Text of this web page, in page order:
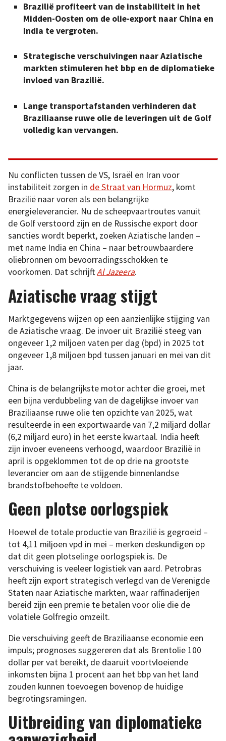
Brazilië profiteert van de instabiliteit in het
Midden-Oosten om de olie-export naar China en
India te vergroten.
Strategische verschuivingen naar Aziatische
markten stimuleren het bbp en de diplomatieke
invloed van Brazilië.
Lange transportafstanden verhinderen dat
Braziliaanse ruwe olie de leveringen uit de Golf
volledig kan vervangen.
Nu conflicten tussen de VS, Israël en Iran voor
instabiliteit zorgen in de Straat van Hormuz, komt
Brazilië naar voren als een belangrijke
energieleverancier. Nu de scheepvaartroutes vanuit
de Golf verstoord zijn en de Russische export door
sancties wordt beperkt, zoeken Aziatische landen –
met name India en China – naar betrouwbaardere
oliebronnen om bevoorradingsschokken te
voorkomen. Dat schrijftAl Jazeera.
Aziatische vraag stijgt
Marktgegevens wijzen op een aanzienlijke stijging van
de Aziatische vraag. De invoer uit Brazilië steeg van
ongeveer 1,2 miljoen vaten per dag (bpd) in 2025 tot
ongeveer 1,8 miljoen bpd tussen januari en mei van dit
jaar.
China is de belangrijkste motor achter die groei, met
een bijna verdubbeling van de dagelijkse invoer van
Braziliaanse ruwe olie ten opzichte van 2025, wat
resulteerde in een exportwaarde van 7,2 miljard dollar
(6,2 miljard euro) in het eerste kwartaal. India heeft
zijn invoer eveneens verhoogd, waardoor Brazilië in
april is opgeklommen tot de op drie na grootste
leverancier om aan de stijgende binnenlandse
brandstofbehoefte te voldoen.
Geen plotse oorlogspiek
Hoewel de totale productie van Brazilië is gegroeid –
tot 4,11 miljoen vpd in mei – merken deskundigen op
dat dit geen plotselinge oorlogspiek is. De
verschuiving is veeleer logistiek van aard. Petrobras
heeft zijn export strategisch verlegd van de Verenigde
Staten naar Aziatische markten, waar raffinaderijen
bereid zijn een premie te betalen voor olie die de
volatiele Golfregio omzeilt.
Die verschuiving geeft de Braziliaanse economie een
impuls; prognoses suggereren dat als Brentolie 100
dollar per vat bereikt, de daaruit voortvloeiende
inkomsten bijna 1 procent aan het bbp van het land
zouden kunnen toevoegen bovenop de huidige
begrotingsramingen.
Uitbreiding van diplomatieke